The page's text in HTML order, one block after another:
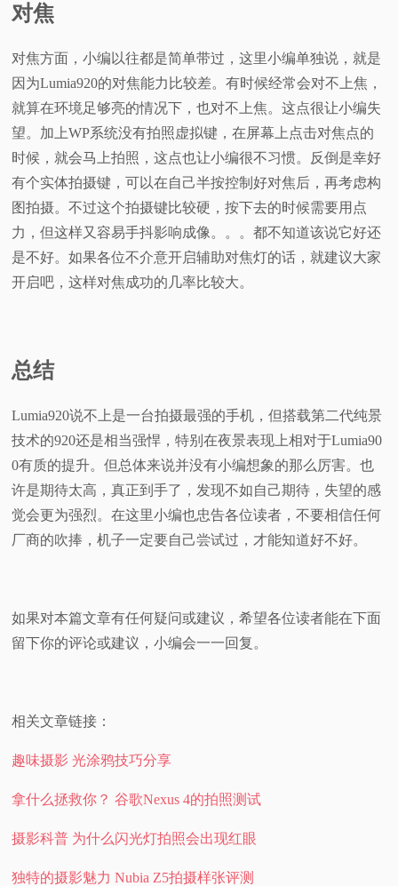
对焦
对焦方面，小编以往都是简单带过，这里小编单独说，就是
因为Lumia920的对焦能力比较差。有时候经常会对不上焦，
就算在环境足够亮的情况下，也对不上焦。这点很让小编失
望。加上WP系统没有拍照虚拟键，在屏幕上点击对焦点的
时候，就会马上拍照，这点也让小编很不习惯。反倒是幸好
有个实体拍摄键，可以在自己半按控制好对焦后，再考虑构
图拍摄。不过这个拍摄键比较硬，按下去的时候需要用点
力，但这样又容易手抖影响成像。。。都不知道该说它好还
是不好。如果各位不介意开启辅助对焦灯的话，就建议大家
开启吧，这样对焦成功的几率比较大。
总结
Lumia920说不上是一台拍摄最强的手机，但搭载第二代纯景
技术的920还是相当强悍，特别在夜景表现上相对于Lumia90
0有质的提升。但总体来说并没有小编想象的那么厉害。也
许是期待太高，真正到手了，发现不如自己期待，失望的感
觉会更为强烈。在这里小编也忠告各位读者，不要相信任何
厂商的吹捧，机子一定要自己尝试过，才能知道好不好。
如果对本篇文章有任何疑问或建议，希望各位读者能在下面
留下你的评论或建议，小编会一一回复。
相关文章链接：
趣味摄影 光涂鸦技巧分享
拿什么拯救你？ 谷歌Nexus 4的拍照测试
摄影科普 为什么闪光灯拍照会出现红眼
独特的摄影魅力 Nubia Z5拍摄样张评测